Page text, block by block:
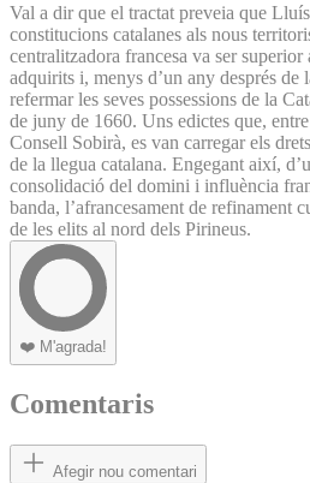
Val a dir que el tractat preveia que
constitucions catalanes als nous
centralitzadora francesa va ser
adquirits i, menys d’un any després
refermar les seves possessions de la
de juny de 1660. Uns edictes que,
Consell Sobirà, es van carregar els
de la llegua catalana. Engegant així,
consolidació del domini i influència
banda, l’afrancesament de refinament
de les elits al nord dels Pirineus.
❤️ M'agrada!
Comentaris
Afegir nou comentari